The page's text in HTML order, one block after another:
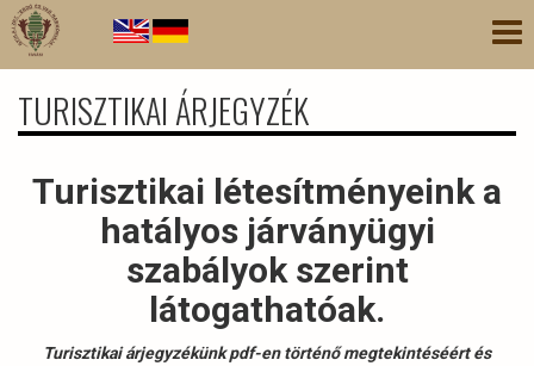
Ugrás
tartalomra
TURISZTIKAI ÁRJEGYZÉK
Turisztikai létesítményeink a
hatályos járványügyi
szabályok szerint
látogathatóak.
Turisztikai árjegyzékünk pdf-en történő megtekintéséért és